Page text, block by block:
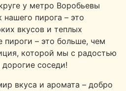
у метро Воробьевы
пирога – это
вкусов и теплых
пироги – это больше, чем
которой мы с радостью
соседи!
вкуса и аромата – добро